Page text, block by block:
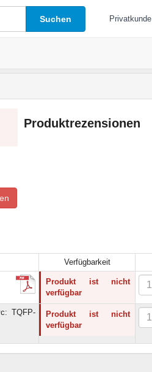
Suchen Privatkunde
Produktrezensionen
Verfügbarkeit
Produkt ist nicht
verfügbar
TQFP-
Produkt ist nicht
verfügbar